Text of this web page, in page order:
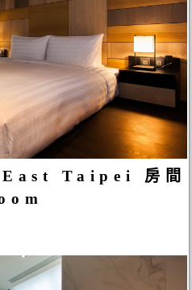
Taipei 房間